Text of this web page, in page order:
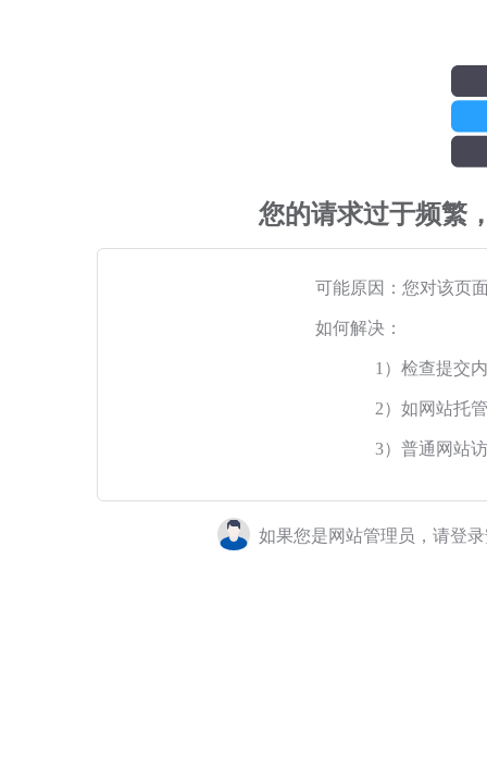
您的请求过于频繁
可能原因：您对该页
如何解决：
1）检查提交
2）如网站托
3）普通网站
如果您是网站管理员，请登